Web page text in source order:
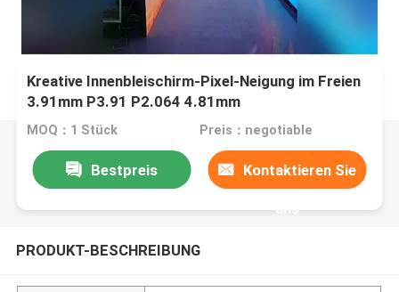
Kreative Innenbleischirm-Pixel-Neigung im Freien
3.91mm P3.91 P2.064 4.81mm
MOQ：1 Stück Preis：negotiable
Bestpreis Kontaktieren Sie
uns
PRODUKT-BESCHREIBUNG